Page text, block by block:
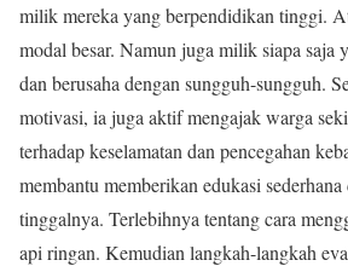
milik mereka yang berpendidikan tinggi.
modal besar. Namun juga milik siapa saja
dan berusaha dengan sungguh-sungguh.
motivasi, ia juga aktif mengajak warga
terhadap keselamatan dan pencegahan
membantu memberikan edukasi
tinggalnya. Terlebihnya tentang cara
api ringan. Kemudian langkah-langkah